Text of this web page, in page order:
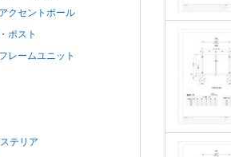
クセントポール
ポスト
レームユニット
テリア